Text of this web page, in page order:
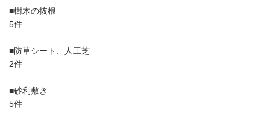
■樹木の抜根
5件
■防草シート、人工芝
2件
■砂利敷き
5件